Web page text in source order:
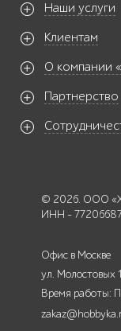
Наши услуги
Клиентам
О компании
Партнерство
© 2026. ООО
ИНН -
Офис в Москве
ул. Молостовых
Время работы: